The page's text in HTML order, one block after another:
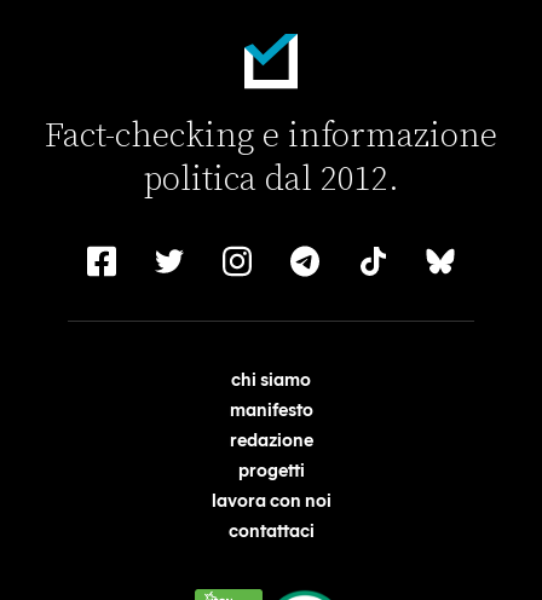
Fact-checking e informazione
politica dal 2012.
chi siamo
manifesto
redazione
progetti
lavora con noi
contattaci